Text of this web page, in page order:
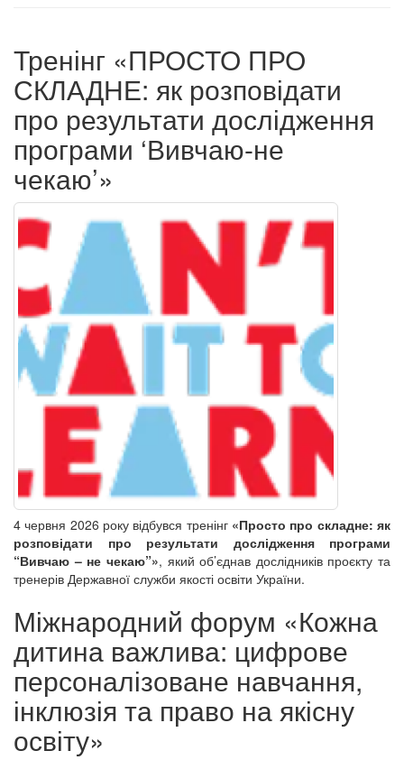
Тренінг «ПРОСТО ПРО
СКЛАДНЕ: як розповідати
про результати дослідження
програми ‘Вивчаю-не
чекаю’»
4 червня 2026 року відбувся тренінг «Просто про складне: як
розповідати про результати дослідження програми
“Вивчаю – не чекаю”», який об’єднав дослідників проєкту та
тренерів Державної служби якості освіти України.
Міжнародний форум «Кожна
дитина важлива: цифрове
персоналізоване навчання,
інклюзія та право на якісну
освіту»